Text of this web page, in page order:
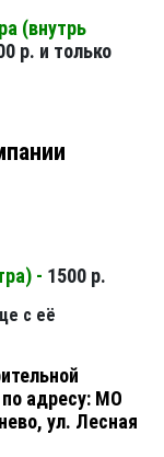
(внутрь
р. и только
- 1500 р.
с её
адресу: МО
ул. Лесная